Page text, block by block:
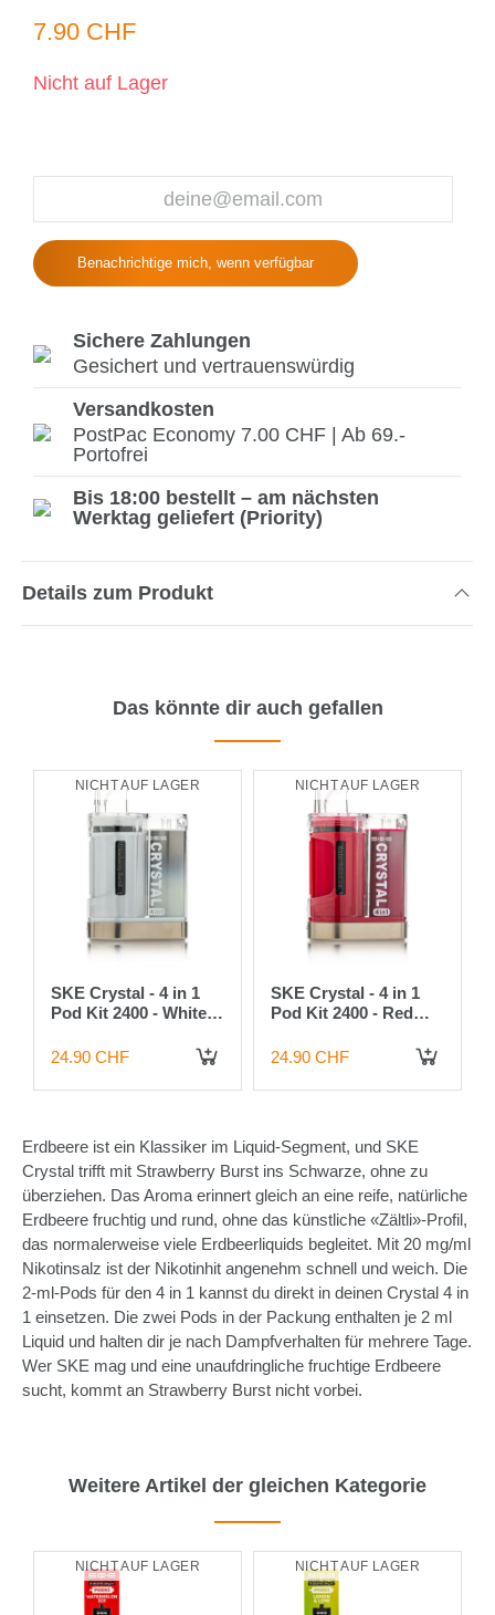
7.90 CHF
Nicht auf Lager
Benachrichtige mich, wenn verfügbar
Sichere Zahlungen
Gesichert und vertrauenswürdig
Versandkosten
PostPac Economy 7.00 CHF | Ab 69.-
Portofrei
Bis 18:00 bestellt – am nächsten
Werktag geliefert (Priority)
Details zum Produkt
Das könnte dir auch gefallen
NICHT AUF LAGER
SKE Crystal - 4 in 1
Pod Kit 2400 - White
mixed
24.90 CHF
NICHT AUF LAGER
SKE Crystal - 4 in 1
Pod Kit 2400 - Red
mixed
24.90 CHF
Erdbeere ist ein Klassiker im Liquid-Segment, und SKE
Crystal trifft mit Strawberry Burst ins Schwarze, ohne zu
überziehen. Das Aroma erinnert gleich an eine reife, natürliche
Erdbeere fruchtig und rund, ohne das künstliche «Zältli»-Profil,
das normalerweise viele Erdbeerliquids begleitet. Mit 20 mg/ml
Nikotinsalz ist der Nikotinhit angenehm schnell und weich. Die
2-ml-Pods für den 4 in 1 kannst du direkt in deinen Crystal 4 in
1 einsetzen. Die zwei Pods in der Packung enthalten je 2 ml
Liquid und halten dir je nach Dampfverhalten für mehrere Tage.
Wer SKE mag und eine unaufdringliche fruchtige Erdbeere
sucht, kommt an Strawberry Burst nicht vorbei.
Weitere Artikel der gleichen Kategorie
NICHT AUF LAGER NICHT AUF LAGER